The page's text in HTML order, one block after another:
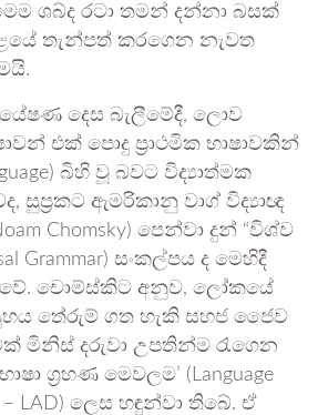
ශබ්ද රටා තමන් දන්නා බසක්
තැන්පත් කරගෙන නැවත
දෙස බැලීමේදී, ලොව
එක් පොදු ප්‍රාථමික භාෂාවකින්
බිහි වූ බවට විද්‍යාත්මක
සුප්‍රකට ඇමරිකානු වාග් විද්‍යාඥ
Chomsky) පෙන්වා දුන් “විශ්ව
Grammar) සංකල්පය ද මෙහිදී
වේ. චොම්ස්කිට අනුව, ලෝකයේ
තේරුම් ගත හැකි සහජ ජෛව
මිනිස් දරුවා උපතින්ම රැගෙන
ග්‍රහණ මෙවලම’ (Language
– LAD) ලෙස හඳුන්වා තිබේ. ඒ